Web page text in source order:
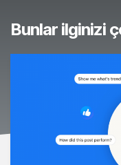
Bunlar ilginizi